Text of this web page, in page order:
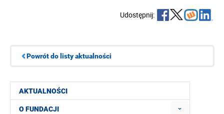
AKTUALNOŚCI
O FUNDACJI
Udostępnij:
Powrót do listy aktualności